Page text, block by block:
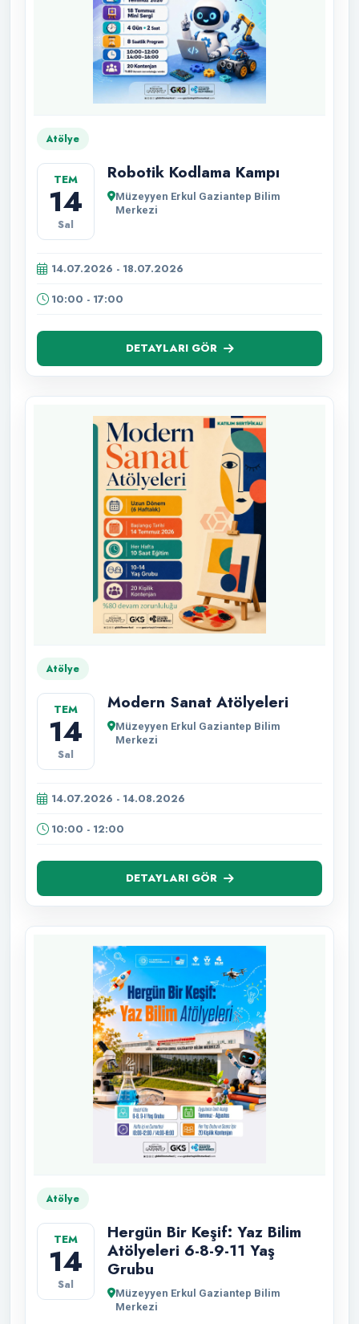
Atölye
TEM
14
Sal
Robotik Kodlama Kampı
Müzeyyen Erkul Gaziantep Bilim
Merkezi
14.07.2026 - 18.07.2026
10:00 - 17:00
DETAYLARI GÖR
Atölye
TEM
14
Sal
Modern Sanat Atölyeleri
Müzeyyen Erkul Gaziantep Bilim
Merkezi
14.07.2026 - 14.08.2026
10:00 - 12:00
DETAYLARI GÖR
Atölye
TEM
14
Sal
Hergün Bir Keşif: Yaz Bilim
Atölyeleri 6-8-9-11 Yaş
Grubu
Müzeyyen Erkul Gaziantep Bilim
Merkezi